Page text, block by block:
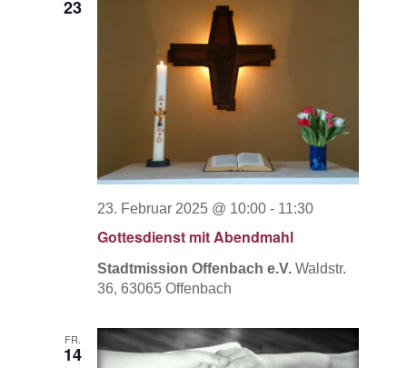
23
Gottesdienst mit Abendmahl
23. Februar 2025 @ 10:00 - 11:30
Stadtmission Offenbach e.V.Waldstr.
36, 63065 Offenbach
FR.
14